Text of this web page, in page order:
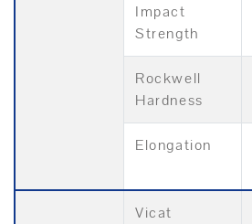
Impact
Strength
Rockwell
Hardness
Elongation
Vicat